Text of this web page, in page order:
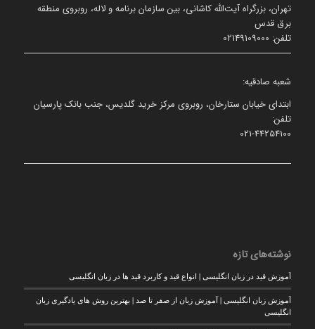
تهران، بزرگراه آیت‌الله کاشانی، بین سازمان برنامه و لاله، روبروی منطقه
برق قدس
تلفن: 02149109000
شعبه صادقیه:
ابتدای خیابان ستارخان، روبروی مرکز خرید گلدیس، جنب بانک پارسیان
تلفن:
021-44254100
نوشته‌های تازه
آموزش قید در زبان انگلیسی | انواع قید و کاربرد قید ها در زبان انگلیسی
آموزش زبان انگلیسی | آموزش زبان از صفر تا صد | بهترین روش های یادگیری زبان
انگلیسی